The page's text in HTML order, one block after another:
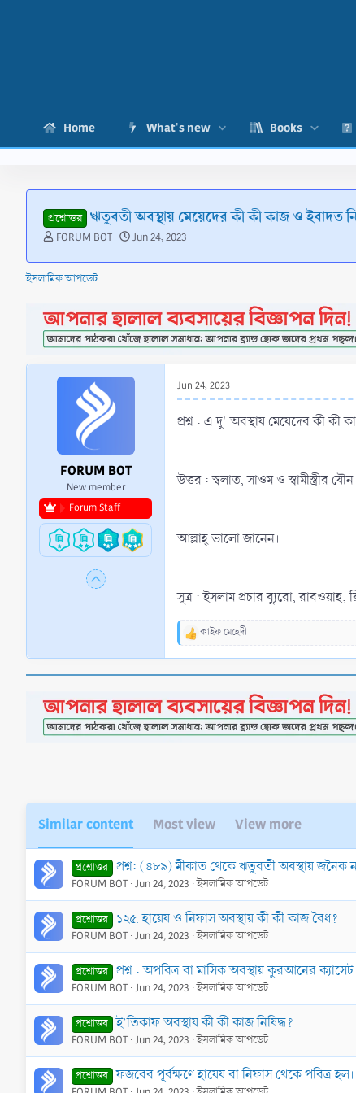
Home What's new Books
প্রশ্নোত্তর ঋতুবতী অবস্থায় মেয়েদের কী কী কাজ ও ইবাদত
T
r
e
d
s
t
a
r
FORUM BOT
S
a
d
a
t
e
Jun 24, 2023
ইসলামিক আপডেট
FORUM BOT
New member
Forum Staff
Jun 24, 2023
প্রশ্ন : এ দু' অবস্থায় মেয়েদের কী কী
উত্তর : স্বলাত, সাওম ও স্বামীস্ত্রীর
আল্লাহ্‌ ভালো জানেন।
সূত্র : ইসলাম প্রচার ব্যুরো,
R
i
o
n
কাইফ মেহেদী
Similar content Most view View more
প্রশ্নোত্তর প্রশ্ন: (৪৮৯) মীকাত থেকে ঋতুবতী অবস্থায় জনৈক
FORUM BOT Jun 24, 2023 ইসলামিক আপডেট
প্রশ্নোত্তর ১২৫. হায়েয ও নিফাস অবস্থায় কী কী কাজ বৈধ?
FORUM BOT Jun 24, 2023 ইসলামিক আপডেট
প্রশ্নোত্তর প্রশ্ন : অপবিত্র বা মাসিক অবস্থায় কুরআনের
FORUM BOT Jun 24, 2023 ইসলামিক আপডেট
প্রশ্নোত্তর ই’তিকাফ অবস্থায় কী কী কাজ নিষিদ্ধ?
FORUM BOT Jun 24, 2023 ইসলামিক আপডেট
প্রশ্নোত্তর ফজরের পূর্বক্ষণে হায়েয বা নিফাস থেকে পবিত্র